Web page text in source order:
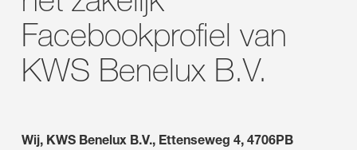
VERANDER
DEZE KEER NIET
Facebookprofiel van
KWS Benelux B.V.
Wij, KWS Benelux B.V., Ettenseweg 4, 4706PB